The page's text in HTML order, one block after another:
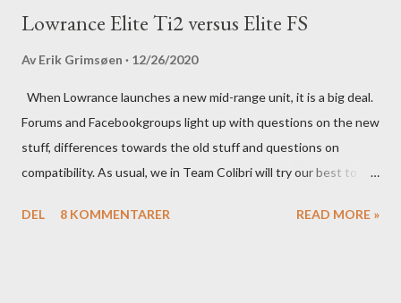
Lowrance Elite Ti2 versus Elite FS
Av Erik Grimsøen 12/26/2020
When Lowrance launches a new mid-range unit, it is a big deal.
Forums and Facebookgroups light up with questions on the new
stuff, differences towards the old stuff and questions on
compatibility. As usual, we in Team Colibri will try our best to
in-your-boat approach.
DEL 8 KOMMENTARER READ MORE »